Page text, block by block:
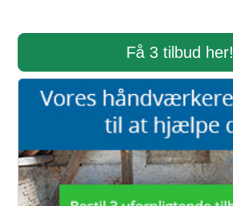
Få 3 tilbud her!